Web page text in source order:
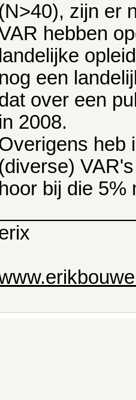
(N>40), zijn er
hebben
landelijke
nog een
over een
in 2008.
heb
(diverse)
hoor bij die 5%